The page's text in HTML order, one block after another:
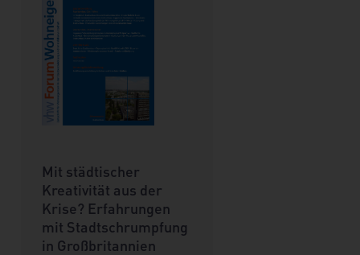
Mit städtischer
Kreativität aus der
Krise? Erfahrungen
mit Stadtschrumpfung
in Großbritannien